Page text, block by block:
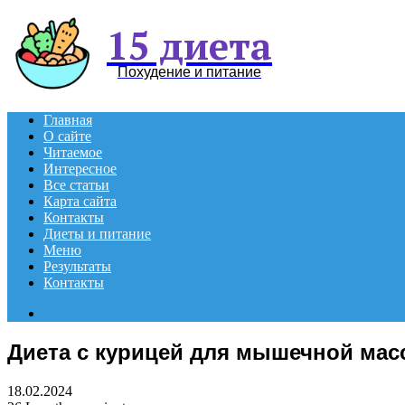
15 диета
Похудение и питание
Главная
О сайте
Читаемое
Интересное
Все статьи
Карта сайта
Контакты
Диеты и питание
Меню
Результаты
Контакты
Диета с курицей для мышечной
18.02.2024